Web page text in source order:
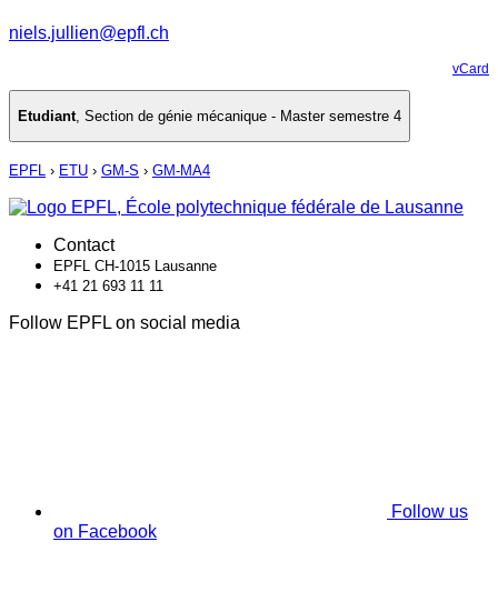
niels.jullien@epfl.ch
vCard
Etudiant, Section de génie mécanique - Master semestre 4
EPFL › ETU › GM-S › GM-MA4
Contact
EPFL CH-1015 Lausanne
+41 21 693 11 11
Follow EPFL on social media
Follow us
on Facebook